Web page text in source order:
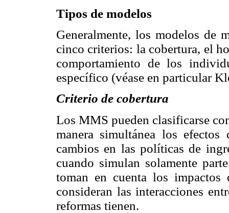
Tipos de modelos
Generalmente, los modelos de
cinco criterios: la cobertura, el
comportamiento de los
específico (véase en particular
Criterio de cobertura
Los MMS pueden clasificarse
manera simultánea los
cambios en las políticas de
cuando simulan solamente
toman en cuenta los
consideran las interacciones
reformas tienen.